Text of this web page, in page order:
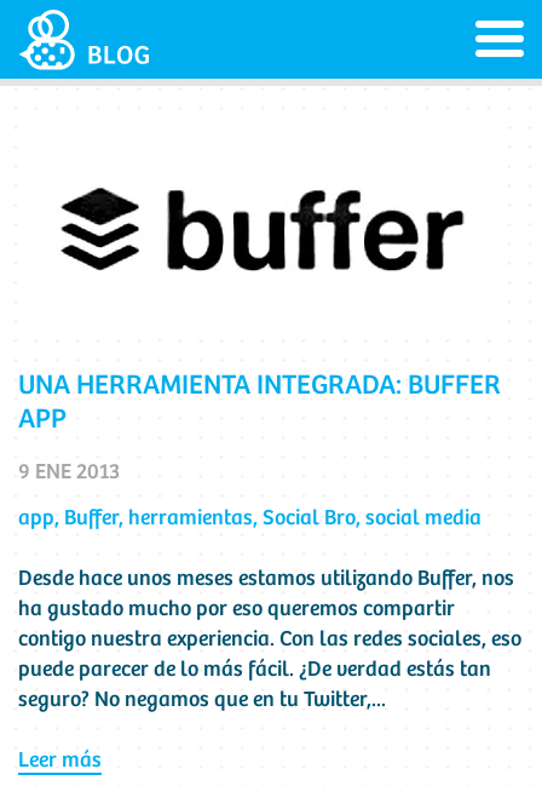
UNA HERRAMIENTA INTEGRADA: BUFFER
APP
9 ENE 2013
app, Buffer, herramientas, Social Bro, social media
Desde hace unos meses estamos utilizando Buffer, nos
ha gustado mucho por eso queremos compartir
contigo nuestra experiencia. Con las redes sociales, eso
puede parecer de lo más fácil. ¿De verdad estás tan
seguro? No negamos que en tu Twitter,...
Leer más